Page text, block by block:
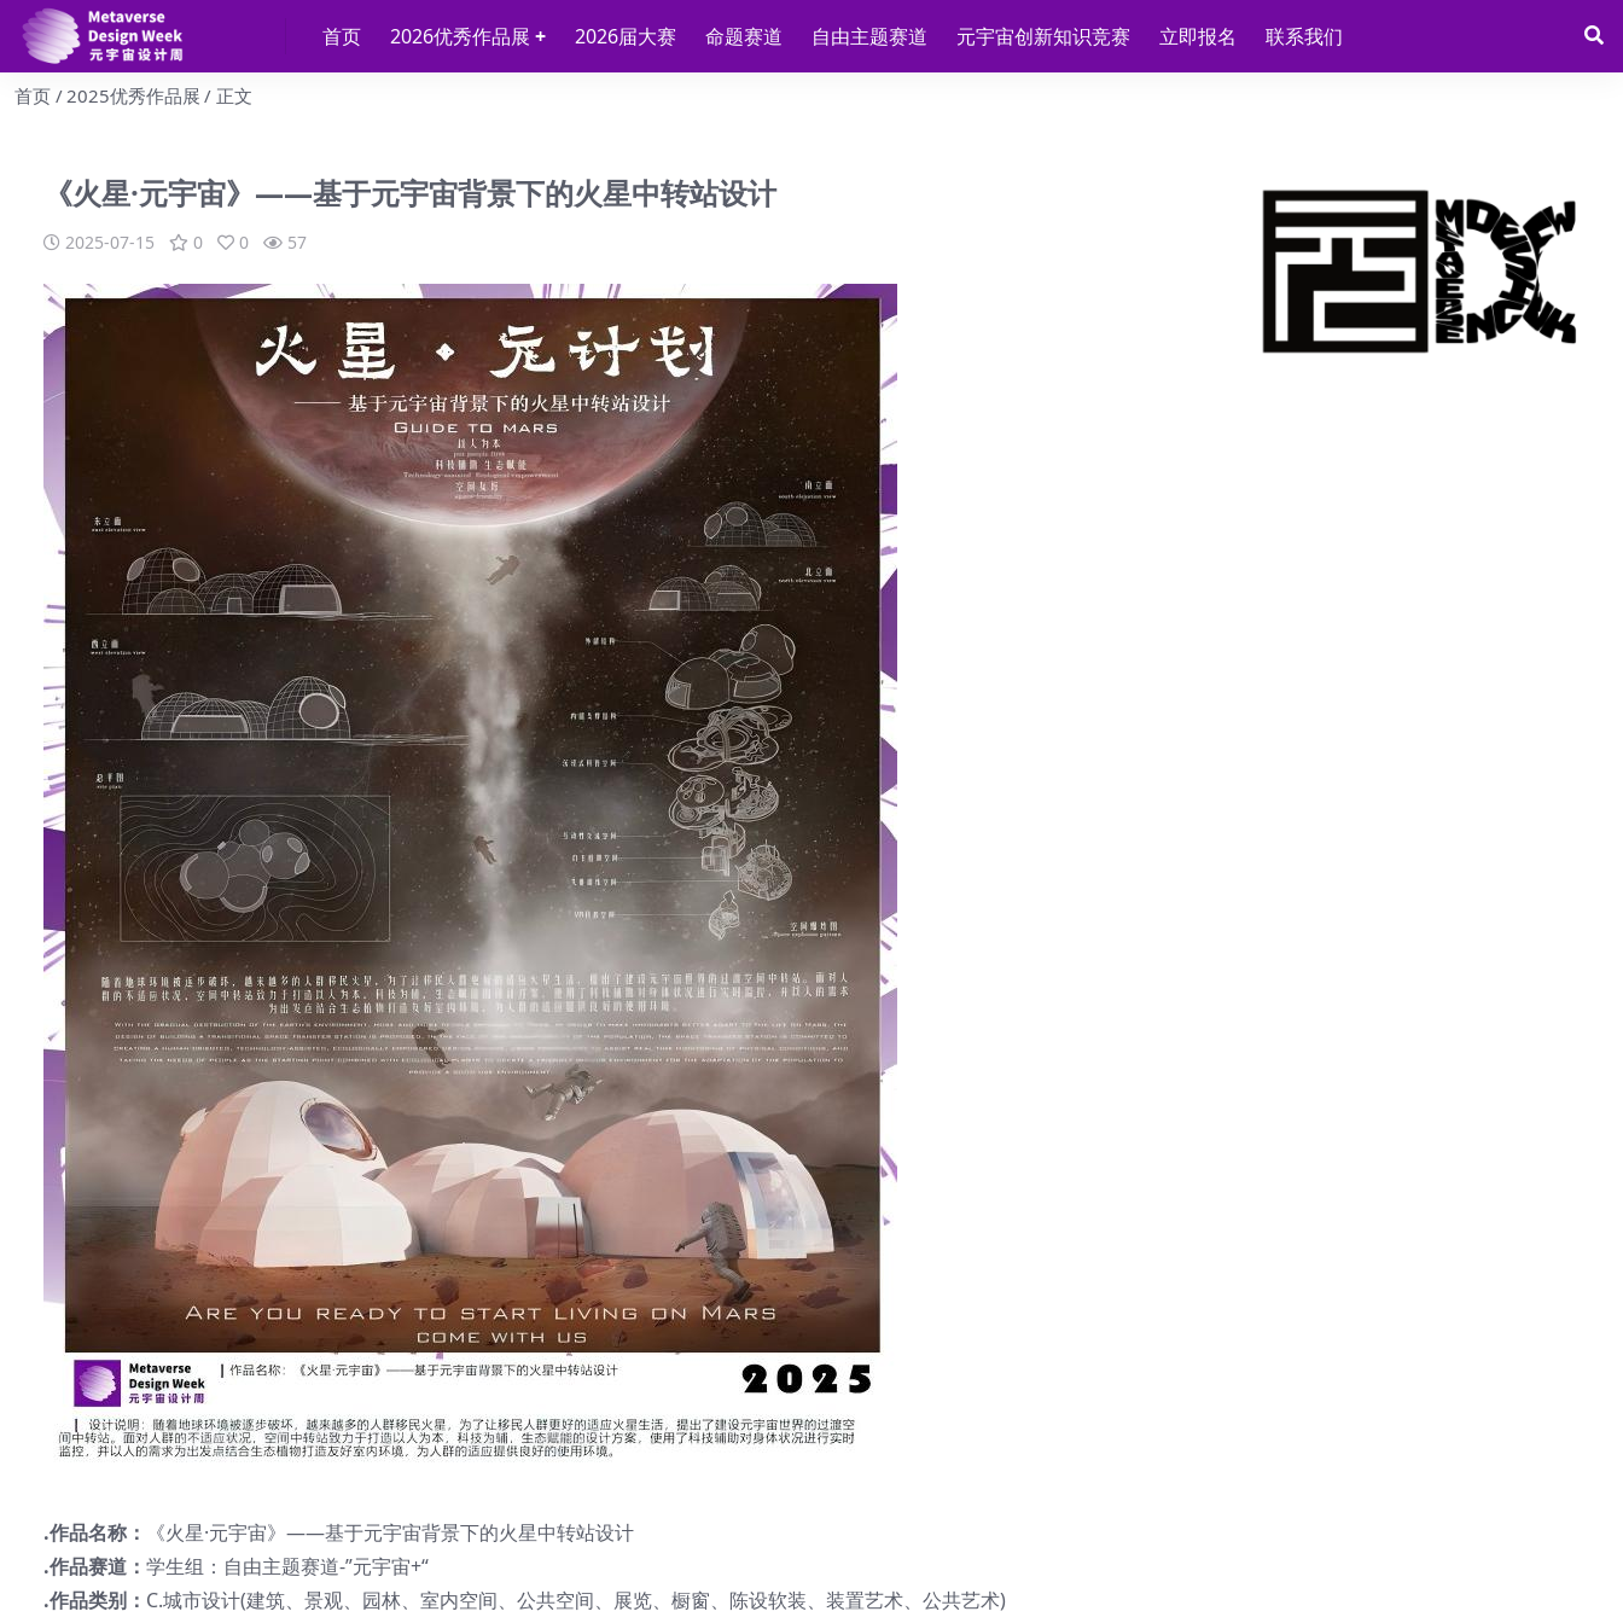
首页 2026优秀作品展 2026届大赛 命题赛道 自由主题赛道 元宇宙创新知识竞赛 立即报名 联系我们
首页 2025优秀作品展 正文
《火星·元宇宙》——基于元宇宙背景下的火星中转站设计
2025-07-15 0 0 57
.作品名称：
《火星·元宇宙》——基于元宇宙背景下的火星中转站设计
.作品赛道： 学生组：自由主题赛道-”元宇宙+“
.作品类别： C.城市设计(建筑、景观、园林、室内空间、公共空间、展览、橱窗、陈设软装、装置艺术、公共艺术)